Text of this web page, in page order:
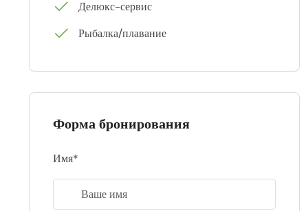
Делюкс-сервис
Рыбалка/плавание
Форма бронирования
Имя*